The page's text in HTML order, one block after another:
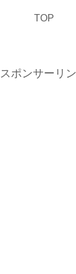
TOP
スポンサーリ